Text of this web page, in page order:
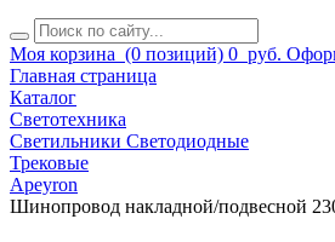
Моя корзина (0 позиций) 0 руб.
Главная страница
Каталог
Светотехника
Светильники Светодиодные
Трековые
Apeyron
Шинопровод накладной/подвесной